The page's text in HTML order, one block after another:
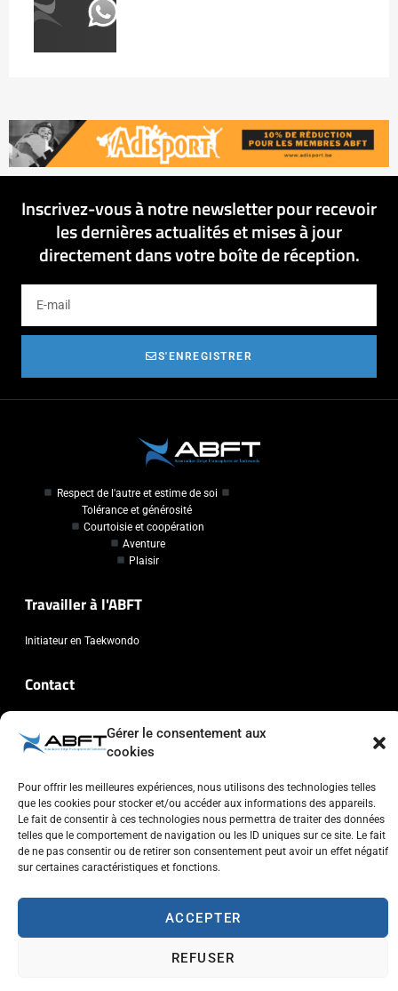
Gérer le consentement aux
cookies
Pour offrir les meilleures expériences, nous utilisons des technologies telles
que les cookies pour stocker et/ou accéder aux informations des appareils.
Le fait de consentir à ces technologies nous permettra de traiter des données
telles que le comportement de navigation ou les ID uniques sur ce site. Le fait
de ne pas consentir ou de retirer son consentement peut avoir un effet négatif
sur certaines caractéristiques et fonctions.
ACCEPTER
REFUSER
Inscrivez-vous à notre newsletter pour recevoir
les dernières actualités et mises à jour
directement dans votre boîte de réception.
S'ENREGISTRER
Respect de l'autre et estime de soi
Tolérance et générosité
Courtoisie et coopération
Aventure
Plaisir
Travailler à l'ABFT
Initiateur en Taekwondo
Contact
Chaussée de Wavre, 2057 - 1160 Auderghem
+32 (0)2 347 34 77
Copyright © 2023 ABFT.BE – Tous droits réservés
Utilisation des cookies